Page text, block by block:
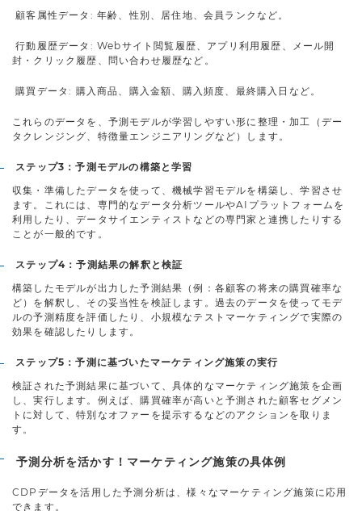
顧客属性データ: 年齢、性別、居住地、会員ランクなど。
行動履歴データ: Webサイト閲覧履歴、アプリ利用履歴、メール開
封・クリック履歴、問い合わせ履歴など。
購買データ: 購入商品、購入金額、購入頻度、最終購入日など。
これらのデータを、予測モデルが学習しやすい形に整理・加工（デー
タクレンジング、特徴量エンジニアリングなど）します。
ステップ3：予測モデルの構築と学習
収集・準備したデータを使って、機械学習モデルを構築し、学習させ
ます。これには、専門的なデータ分析ツールやAIプラットフォームを
利用したり、データサイエンティストなどの専門家と連携したりする
ことが一般的です。
ステップ4：予測結果の解釈と検証
構築したモデルが出力した予測結果（例：各顧客の将来の購買確率な
ど）を解釈し、その妥当性を検証します。過去のデータを使ってモデ
ルの予測精度を評価したり、小規模なテストマーケティングで実際の
効果を確認したりします。
ステップ5：予測に基づいたマーケティング施策の実行
検証された予測結果に基づいて、具体的なマーケティング施策を企画
し、実行します。例えば、購買確率が高いと予測された顧客セグメン
トに対して、特別なオファーを提示するなどのアクションを取りま
す。
予測分析を活かす！マーケティング施策の具体例
CDPデータを活用した予測分析は、様々なマーケティング施策に応用
できます。